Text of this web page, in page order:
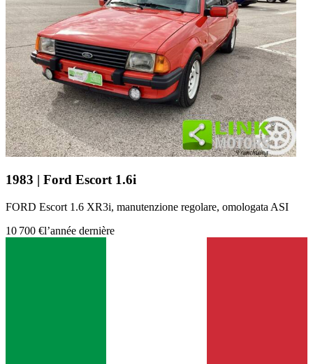
1983 | Ford Escort 1.6i
FORD Escort 1.6 XR3i, manutenzione regolare, omologata ASI
10 700 €l’année dernière